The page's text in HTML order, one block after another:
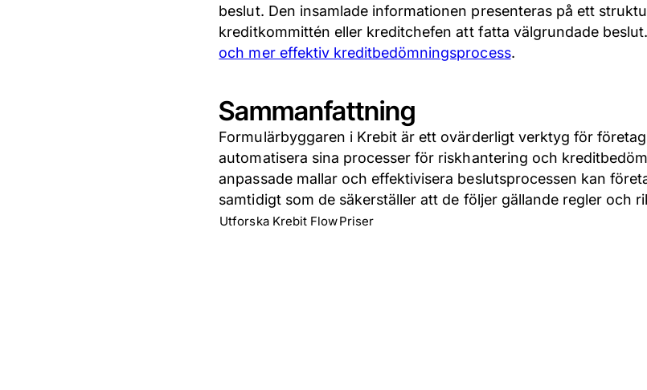
beslut. Den insamlade informationen presenteras på ett
kreditkommittén eller kreditchefen att fatta välgrundade
och mer effektiv kreditbedömningsprocess.
Sammanfattning
Formulärbyggaren i Krebit är ett ovärderligt verktyg för
automatisera sina processer för riskhantering och
anpassade mallar och effektivisera beslutsprocessen kan
samtidigt som de säkerställer att de följer gällande regler och
Utforska Krebit FlowPriser